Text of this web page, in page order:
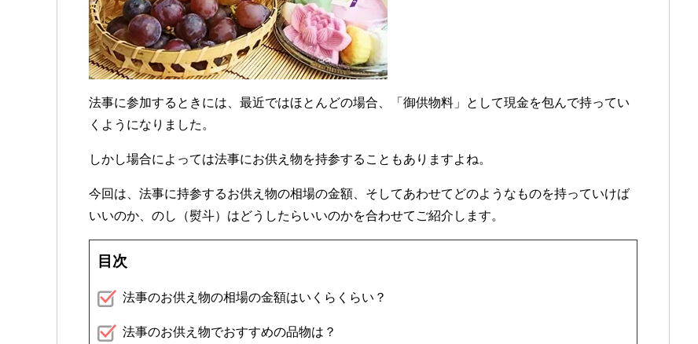
法事に参加するときには、最近ではほとんどの場合、「御供物料」として現金を包んで持ってい
くようになりました。
しかし場合によっては法事にお供え物を持参することもありますよね。
今回は、法事に持参するお供え物の相場の金額、そしてあわせてどのようなものを持っていけば
いいのか、のし（熨斗）はどうしたらいいのかを合わせてご紹介します。
目次
法事のお供え物の相場の金額はいくらくらい？
法事のお供え物でおすすめの品物は？